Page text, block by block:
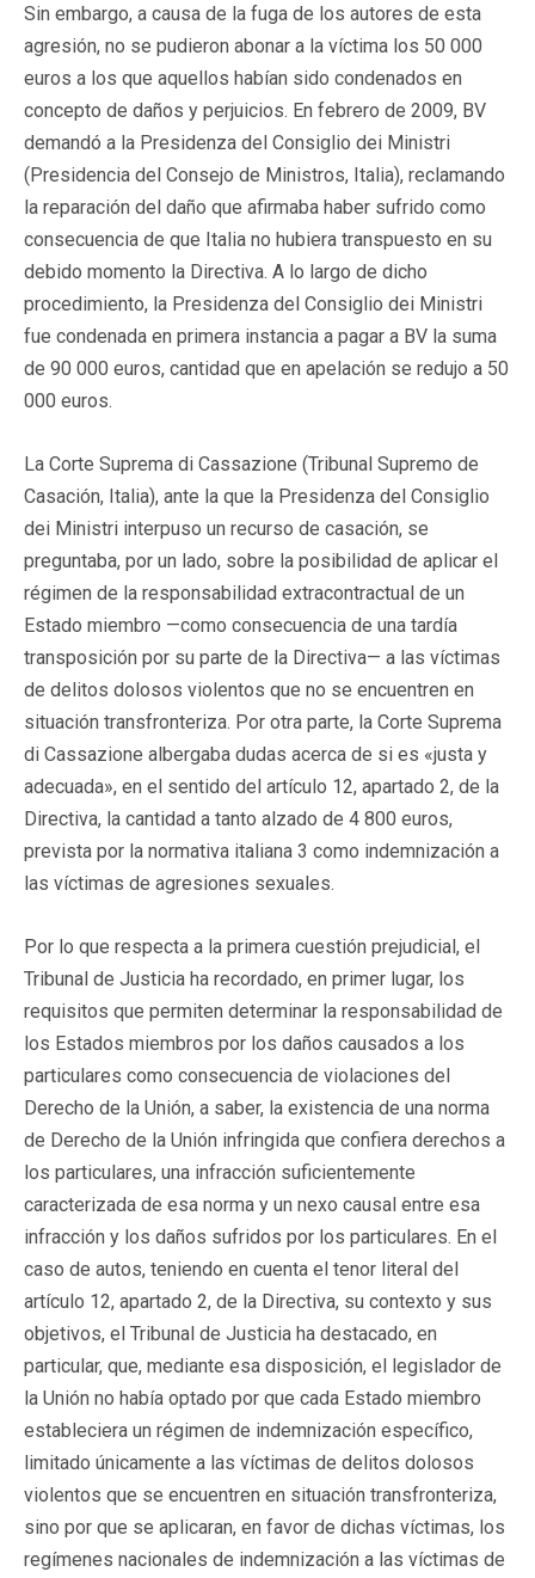
Sin embargo, a causa de la fuga de los autores de esta
agresión, no se pudieron abonar a la víctima los 50 000
euros a los que aquellos habían sido condenados en
concepto de daños y perjuicios. En febrero de 2009, BV
demandó a la Presidenza del Consiglio dei Ministri
(Presidencia del Consejo de Ministros, Italia), reclamando
la reparación del daño que afirmaba haber sufrido como
consecuencia de que Italia no hubiera transpuesto en su
debido momento la Directiva. A lo largo de dicho
procedimiento, la Presidenza del Consiglio dei Ministri
fue condenada en primera instancia a pagar a BV la suma
de 90 000 euros, cantidad que en apelación se redujo a 50
000 euros.
La Corte Suprema di Cassazione (Tribunal Supremo de
Casación, Italia), ante la que la Presidenza del Consiglio
dei Ministri interpuso un recurso de casación, se
preguntaba, por un lado, sobre la posibilidad de aplicar el
régimen de la responsabilidad extracontractual de un
Estado miembro —como consecuencia de una tardía
transposición por su parte de la Directiva— a las víctimas
de delitos dolosos violentos que no se encuentren en
situación transfronteriza. Por otra parte, la Corte Suprema
di Cassazione albergaba dudas acerca de si es «justa y
adecuada», en el sentido del artículo 12, apartado 2, de la
Directiva, la cantidad a tanto alzado de 4 800 euros,
prevista por la normativa italiana 3 como indemnización a
las víctimas de agresiones sexuales.
Por lo que respecta a la primera cuestión prejudicial, el
Tribunal de Justicia ha recordado, en primer lugar, los
requisitos que permiten determinar la responsabilidad de
los Estados miembros por los daños causados a los
particulares como consecuencia de violaciones del
Derecho de la Unión, a saber, la existencia de una norma
de Derecho de la Unión infringida que confiera derechos a
los particulares, una infracción suficientemente
caracterizada de esa norma y un nexo causal entre esa
infracción y los daños sufridos por los particulares. En el
caso de autos, teniendo en cuenta el tenor literal del
artículo 12, apartado 2, de la Directiva, su contexto y sus
objetivos, el Tribunal de Justicia ha destacado, en
particular, que, mediante esa disposición, el legislador de
la Unión no había optado por que cada Estado miembro
estableciera un régimen de indemnización específico,
limitado únicamente a las víctimas de delitos dolosos
violentos que se encuentren en situación transfronteriza,
sino por que se aplicaran, en favor de dichas víctimas, los
regímenes nacionales de indemnización a las víctimas de